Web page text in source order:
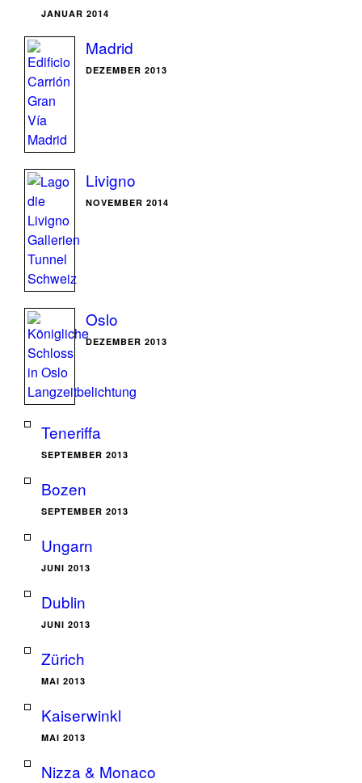
JANUAR 2014
Madrid
DEZEMBER 2013
Livigno
NOVEMBER 2014
Oslo
DEZEMBER 2013
Teneriffa
SEPTEMBER 2013
Bozen
SEPTEMBER 2013
Ungarn
JUNI 2013
Dublin
JUNI 2013
Zürich
MAI 2013
Kaiserwinkl
MAI 2013
Nizza & Monaco